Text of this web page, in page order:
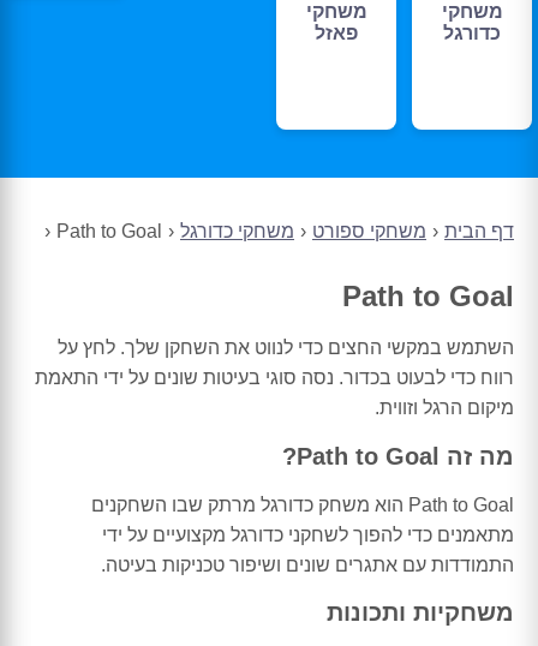
דף הבית משחקי ספורט משחקי כדורגל Path to Goal
Path to Goal
השתמש במקשי החצים כדי לנווט את השחקן שלך. לחץ על
רווח כדי לבעוט בכדור. נסה סוגי בעיטות שונים על ידי התאמת
מיקום הרגל וזווית.
מה זה Path to Goal?
Path to Goal הוא משחק כדורגל מרתק שבו השחקנים
מתאמנים כדי להפוך לשחקני כדורגל מקצועיים על ידי
התמודדות עם אתגרים שונים ושיפור טכניקות בעיטה.
משחקיות ותכונות
משחקי
כדורגל
משחקי
פאזל